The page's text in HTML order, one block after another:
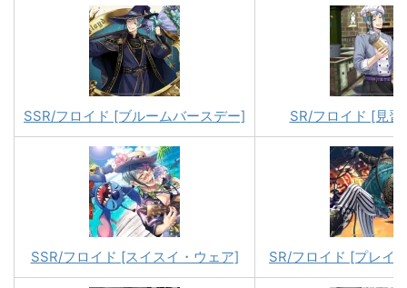
SSR/フロイド [ブルームバースデー] SR/フロイド [見習
SSR/フロイド [スイスイ・ウェア] SR/フロイド [プレイ